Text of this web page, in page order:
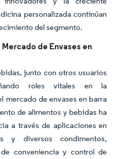
personalizada continúan
del segmento.
de Envases en
junto con otros usuarios
roles vitales en la
mercado de envases en barra
de alimentos y bebidas ha
a través de aplicaciones en
y diversos condimentos,
conveniencia y control de